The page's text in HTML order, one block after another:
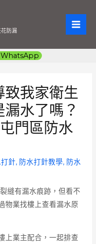
防漏
WhatsApp
我家衛生
水了嗎？
門區防水
針, 防水打針教學, 防水
縫有漏水痕跡，但看不
物業找樓上查看漏水原
上業主配合，一起排查